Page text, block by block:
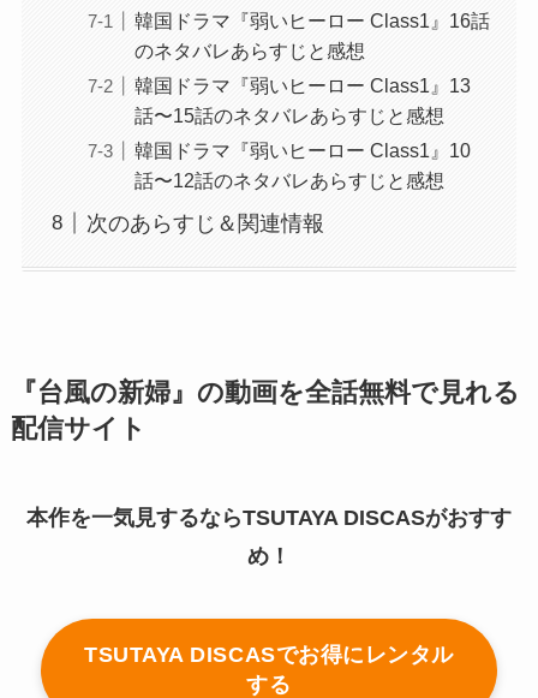
韓国ドラマ『弱いヒーロー Class1』16話
のネタバレあらすじと感想
韓国ドラマ『弱いヒーロー Class1』13
話〜15話のネタバレあらすじと感想
韓国ドラマ『弱いヒーロー Class1』10
話〜12話のネタバレあらすじと感想
次のあらすじ＆関連情報
『台風の新婦』の動画を全話無料で見れる
配信サイト
本作を一気見するならTSUTAYA DISCASがおすす
め！
TSUTAYA DISCASでお得にレンタル
する